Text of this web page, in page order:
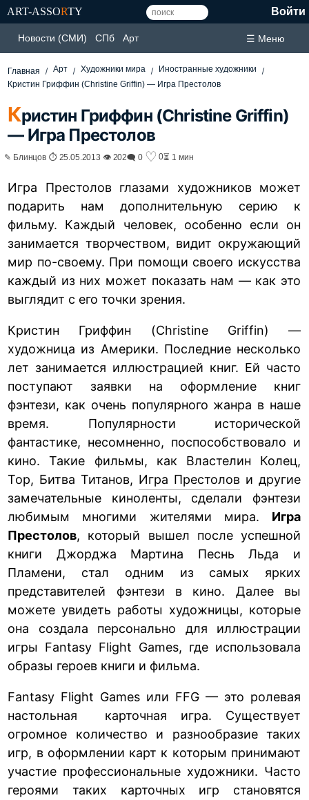
ART-ASSORTY Войти
Новости (СМИ) СПб Арт ☰ Меню
Главная Арт Художники мира
Иностранные художники
Кристин Гриффин (Christine Griffin) — Игра Престолов
Кристин Гриффин (Christine Griffin)
— Игра Престолов
✎ Блинцов ⏱ 25.05.2013 👁 202🗨 0 ♡ 0⏳ 1 мин
Игра Престолов глазами художников может
подарить нам дополнительную серию к
фильму. Каждый человек, особенно если он
занимается творчеством, видит окружающий
мир по-своему. При помощи своего искусства
каждый из них может показать нам — как это
выглядит с его точки зрения.
Кристин Гриффин (Christine Griffin) —
художница из Америки. Последние несколько
лет занимается иллюстрацией книг. Ей часто
поступают заявки на оформление книг
фэнтези, как очень популярного жанра в наше
время. Популярности исторической
фантастике, несомненно, поспособствовало и
кино. Такие фильмы, как Властелин Колец,
Тор, Битва Титанов, Игра Престолов и другие
замечательные киноленты, сделали фэнтези
любимым многими жителями мира. Игра
Престолов, который вышел после успешной
книги Джорджа Мартина Песнь Льда и
Пламени, стал одним из самых ярких
представителей фэнтези в кино. Далее вы
можете увидеть работы художницы, которые
она создала персонально для иллюстрации
игры Fantasy Flight Games, где использовала
образы героев книги и фильма.
Fantasy Flight Games или FFG — это ролевая
настольная карточная игра. Существует
огромное количество и разнообразие таких
игр, в оформлении карт к которым принимают
участие профессиональные художники. Часто
героями таких карточных игр становятся